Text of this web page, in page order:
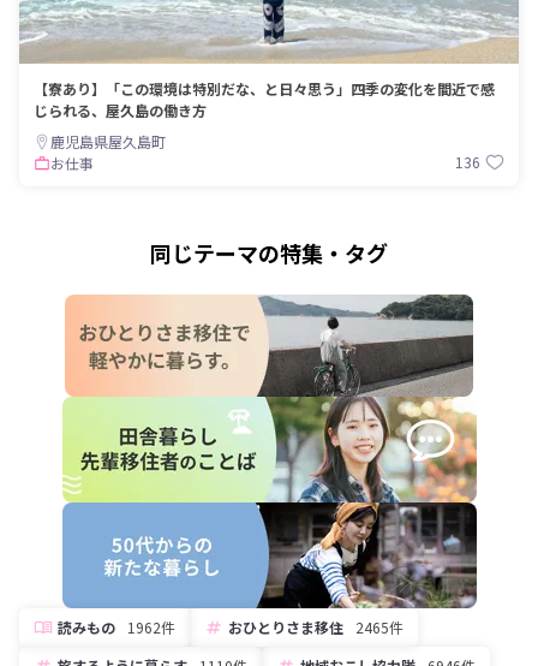
【寮あり】「この環境は特別だな、と日々思う」四季の変化を間近で感
じられる、屋久島の働き方
鹿児島県屋久島町
お仕事
136
同じテーマの特集・タグ
読みもの 1962件 おひとりさま移住
2465件